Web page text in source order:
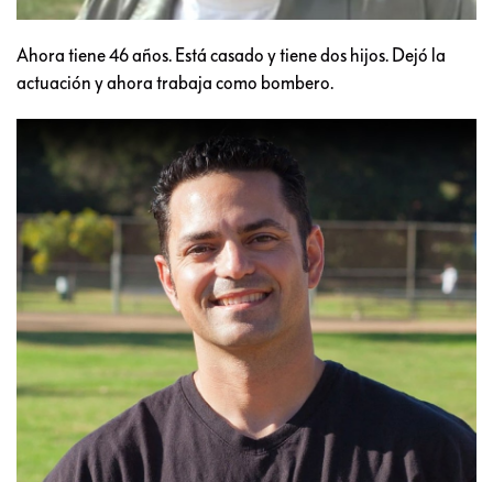
Ahora tiene 46 años. Está casado y tiene dos hijos. Dejó la
actuación y ahora trabaja como bombero.